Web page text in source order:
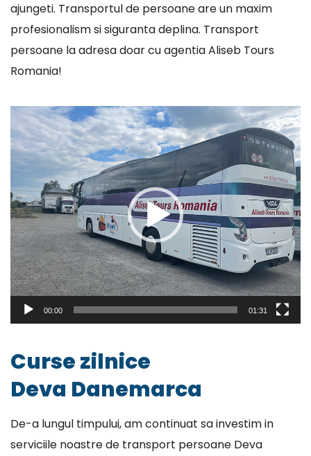
ajungeti. Transportul de persoane are un maxim
profesionalism si siguranta deplina. Transport
persoane la adresa doar cu agentia Aliseb Tours
Romania!
Player
video
00:00 01:31
Curse zilnice
Deva Danemarca
De-a lungul timpului, am continuat sa investim in
serviciile noastre de transport persoane Deva